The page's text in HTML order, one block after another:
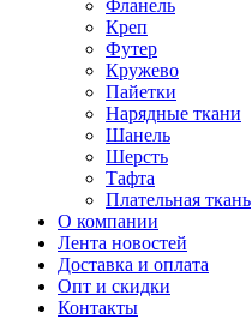
Фланель
Креп
Футер
Кружево
Пайетки
Нарядные ткани
Шанель
Шерсть
Тафта
Плательная ткань
О компании
Лента новостей
Доставка и оплата
Опт и скидки
Контакты